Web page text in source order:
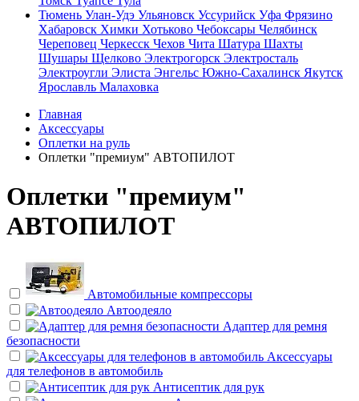
Тюмень Улан-Удэ Ульяновск Уссурийск Уфа Фрязино
Хабаровск Химки Хотьково Чебоксары Челябинск
Череповец Черкесск Чехов Чита Шатура Шахты
Шушары Щелково Электрогорск Электросталь
Электроугли Элиста Энгельс Южно-Сахалинск Якутск
Ярославль Малаховка
Главная
Аксессуары
Оплетки на руль
Оплетки "премиум" АВТОПИЛОТ
Оплетки "премиум"
АВТОПИЛОТ
Автомобильные компрессоры
Автоодеяло
Адаптер для ремня
безопасности
Аксессуары
для телефонов в автомобиль
Антисептик для рук